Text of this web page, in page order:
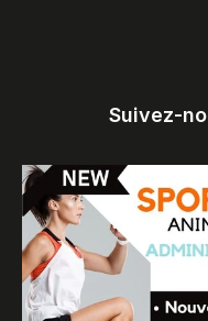
Suivez-